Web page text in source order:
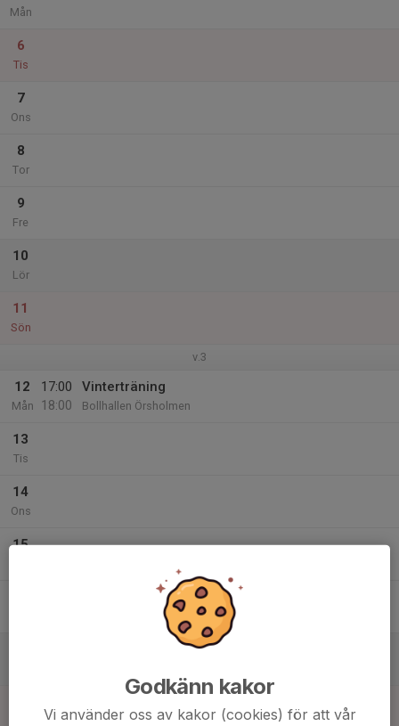
Mån
6
Tis
7
Ons
8
Tor
9
Fre
10
Lör
11
Sön
v.3
12
Mån
17:00
18:00
Vinterträning
Bollhallen Örsholmen
13
Tis
14
Ons
15
Godkänn kakor
Vi använder oss av kakor (cookies) för att vår